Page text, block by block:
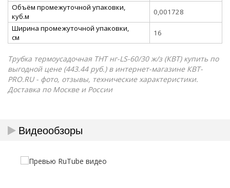
Объём промежуточной упаковки,
куб.м
0,001728
Ширина промежуточной упаковки,
см
16
Трубка термоусадочная ТНТ нг-LS-60/30 ж/з (КВТ) купить по
выгодной цене (443.44 руб.) в интернет-магазине КВТ-
PRO.RU - фото, отзывы, технические характеристики.
Доставка по Москве и России
Видеообзоры